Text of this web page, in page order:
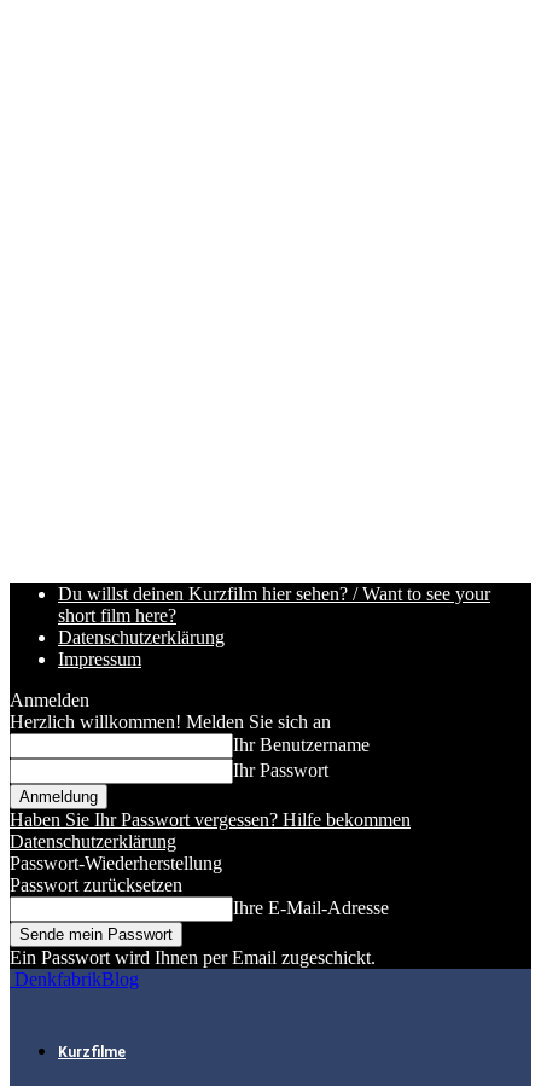
Du willst deinen Kurzfilm hier sehen? / Want to see your
short film here?
Datenschutzerklärung
Impressum
Anmelden
Herzlich willkommen! Melden Sie sich an
Ihr Benutzername
Ihr Passwort
Haben Sie Ihr Passwort vergessen? Hilfe bekommen
Datenschutzerklärung
Passwort-Wiederherstellung
Passwort zurücksetzen
Ihre E-Mail-Adresse
Ein Passwort wird Ihnen per Email zugeschickt.
DenkfabrikBlog
Kurzfilme